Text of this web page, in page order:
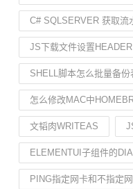
C# SQLSERVER 获取流
JS下载文件设置HEADER
SHELL脚本怎么批量备份
怎么修改MAC中
文韬肉WRITEAS
ELEMENTUI子组件的
PING指定网卡和不指定